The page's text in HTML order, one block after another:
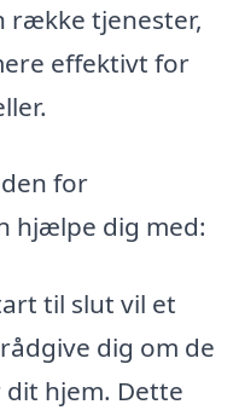
række tjenester,
effektivt for
for
hjælpe dig med:
til slut vil et
dig om de
hjem. Dette